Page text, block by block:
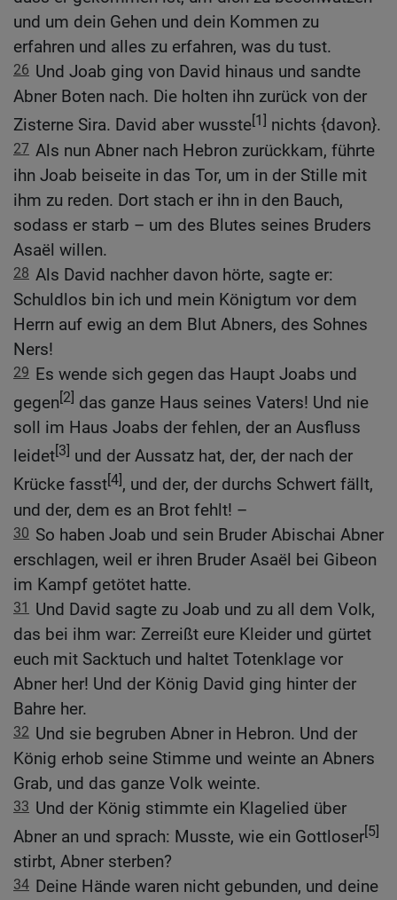
und um dein Gehen und dein Kommen zu
erfahren und alles zu erfahren, was du tust.
26 Und Joab ging von David hinaus und sandte
Abner Boten nach. Die holten ihn zurück von der
Zisterne Sira. David aber wusste[1] nichts {davon}.
27 Als nun Abner nach Hebron zurückkam, führte
ihn Joab beiseite in das Tor, um in der Stille mit
ihm zu reden. Dort stach er ihn in den Bauch,
sodass er starb – um des Blutes seines Bruders
Asaël willen.
28 Als David nachher davon hörte, sagte er:
Schuldlos bin ich und mein Königtum vor dem
Herrn auf ewig an dem Blut Abners, des Sohnes
Ners!
29 Es wende sich gegen das Haupt Joabs und
gegen[2] das ganze Haus seines Vaters! Und nie
soll im Haus Joabs der fehlen, der an Ausfluss
leidet[3] und der Aussatz hat, der, der nach der
Krücke fasst[4], und der, der durchs Schwert fällt,
und der, dem es an Brot fehlt! –
30 So haben Joab und sein Bruder Abischai Abner
erschlagen, weil er ihren Bruder Asaël bei Gibeon
im Kampf getötet hatte.
31 Und David sagte zu Joab und zu all dem Volk,
das bei ihm war: Zerreißt eure Kleider und gürtet
euch mit Sacktuch und haltet Totenklage vor
Abner her! Und der König David ging hinter der
Bahre her.
32 Und sie begruben Abner in Hebron. Und der
König erhob seine Stimme und weinte an Abners
Grab, und das ganze Volk weinte.
33 Und der König stimmte ein Klagelied über
Abner an und sprach: Musste, wie ein Gottloser[5]
stirbt, Abner sterben?
34 Deine Hände waren nicht gebunden, und deine